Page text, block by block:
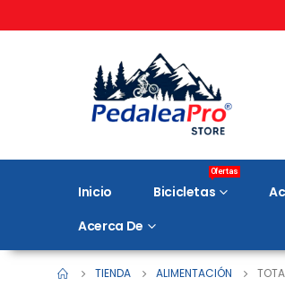
Inicio Bicicletas
Ofertas
Acerca De
TIENDA ALIMENTACIÓN